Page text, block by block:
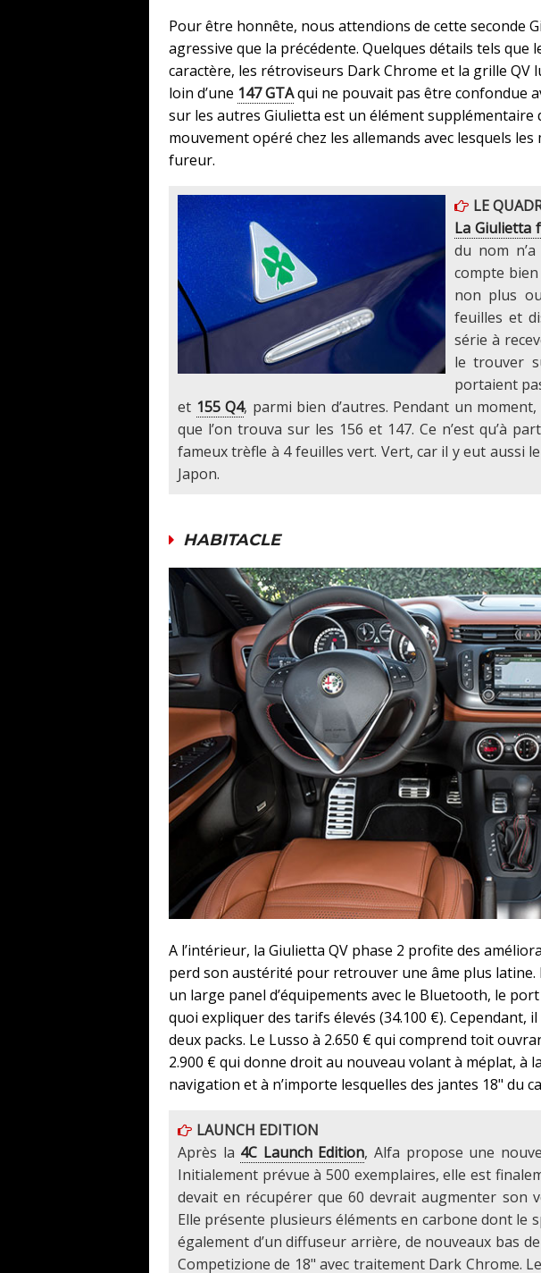
Pour être honnête, nous attendions de cette seconde
agressive que la précédente. Quelques détails tels
caractère, les rétroviseurs Dark Chrome et la grille QV
loin d’une 147 GTAqui ne pouvait pas être confondue
sur les autres Giulietta est un élément
mouvement opéré chez les allemands avec lesquels
fureur.
LE
La Giulietta
du nom
compte
non plus
feuilles et
série à
le trouver
portaient
et 155 Q4, parmi bien d’autres. Pendant un
que l’on trouva sur les 156 et 147. Ce n’est qu’à
fameux trèfle à 4 feuilles vert. Vert, car il y eut aussi
Japon.
HABITACLE
A l’intérieur, la Giulietta QV phase 2 profite des
perd son austérité pour retrouver une âme plus latine.
un large panel d’équipements avec le Bluetooth, le
quoi expliquer des tarifs élevés (34.100 €). Cependant,
deux packs. Le Lusso à 2.650 € qui comprend toit
2.900 € qui donne droit au nouveau volant à méplat, à
navigation et à n’importe lesquelles des jantes 18" du
LAUNCH EDITION
Après la 4C Launch Edition, Alfa propose une
Initialement prévue à 500 exemplaires, elle est
devait en récupérer que 60 devrait augmenter son
Elle présente plusieurs éléments en carbone dont le
également d’un diffuseur arrière, de nouveaux bas
Competizione de 18" avec traitement Dark Chrome.